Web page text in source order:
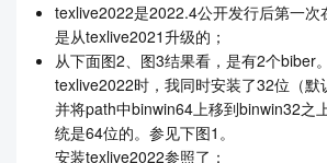
texlive2022是2022.4公开发行后第一次
是从texlive2021升级的；
从下面图2、图3结果看，是有2个biber
texlive2022时，我同时安装了32位（默
并将path中binwin64上移到binwin32之
统是64位的。参见下图1。
安装texlive2022参照了：